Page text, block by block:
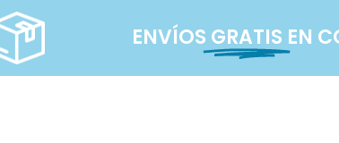
ENVÍOS GRATIS EN